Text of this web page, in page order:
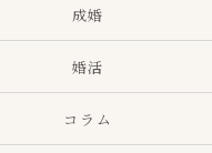
成婚
婚活
コラム